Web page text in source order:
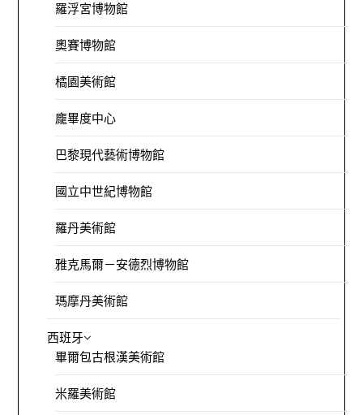
羅浮宮博物館
奧賽博物館
橘園美術館
龐畢度中心
巴黎現代藝術博物館
國立中世紀博物館
羅丹美術館
雅克馬爾－安德烈博物館
瑪摩丹美術館
西班牙
畢爾包古根漢美術館
米羅美術館